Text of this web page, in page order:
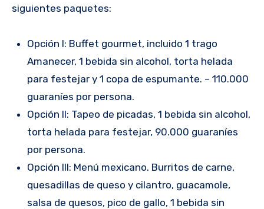
siguientes paquetes:
Opción I: Buffet gourmet, incluido 1 trago
Amanecer, 1 bebida sin alcohol, torta helada
para festejar y 1 copa de espumante. – 110.000
guaraníes por persona.
Opción II: Tapeo de picadas, 1 bebida sin alcohol,
torta helada para festejar, 90.000 guaraníes
por persona.
Opción III: Menú mexicano. Burritos de carne,
quesadillas de queso y cilantro, guacamole,
salsa de quesos, pico de gallo, 1 bebida sin